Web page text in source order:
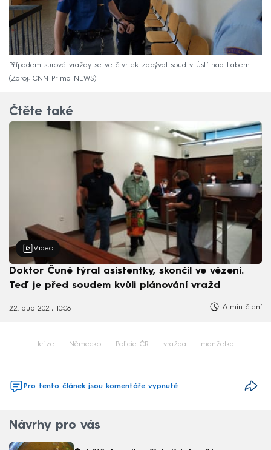
Případem surové vraždy se ve čtvrtek zabýval soud v Ústí nad Labem.
Zdroj: CNN Prima NEWS
Čtěte také
Video
Doktor Čuně týral asistentky, skončil ve vězení.
Teď je před soudem kvůli plánování vražd
22. dub 2021, 10:08 6 min čtení
krize Německo Policie ČR vražda manželka
Pro tento článek jsou komentáře vypnuté
Návrhy pro vás